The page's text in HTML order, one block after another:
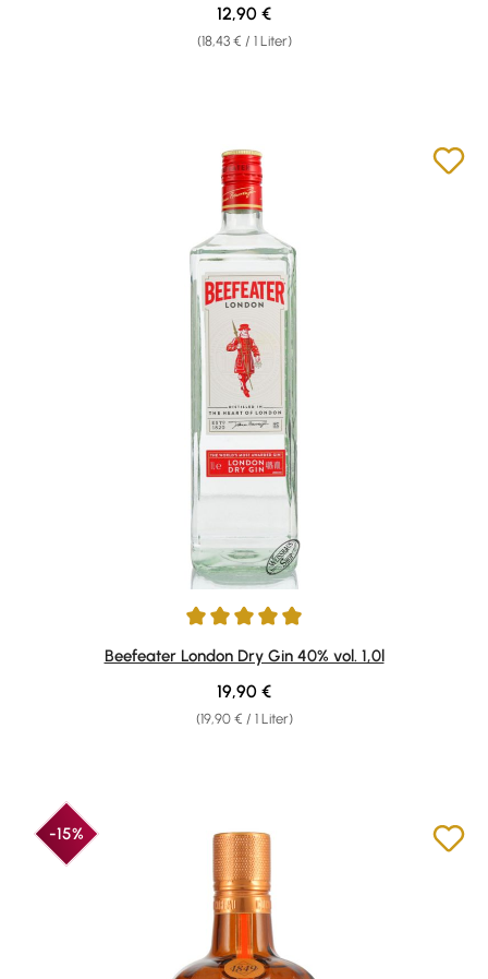
(18,43 € / 1 Liter)
Regulärer Preis:
12,90 €
Durchschnittliche Bewertung von 4.88 von 5 Sternen
Beefeater London Dry Gin 40% vol. 1,0l
(19,90 € / 1 Liter)
Regulärer Preis:
19,90 €
-15%